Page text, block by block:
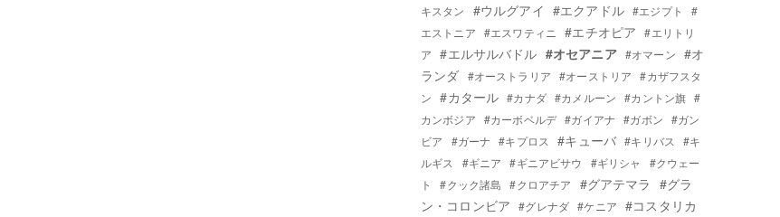
キスタン
#ウルグアイ #エクアドル #エジプト
#
エストニア #エスワティニ #エチオピア
#エリトリ
ア
#エルサルバドル #オセアニア #オマーン #オ
ランダ #オーストラリア #オーストリア
#カザフスタ
ン
#カタール #カナダ #カメルーン #カントン旗 #
カンボジア #カーボベルデ #ガイアナ #ガボン #ガン
ビア
#ガーナ #キプロス #キューバ #キリバス
#キ
ルギス
#ギニア #ギニアビサウ #ギリシャ
#クウェー
ト
#クック諸島 #クロアチア #グアテマラ #グラ
ン・コロンビア
#グレナダ #ケニア #コスタリカ